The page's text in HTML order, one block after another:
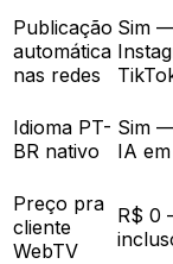
Publicação
automática
nas redes
Sim
Idioma PT-
BR nativo
Sim
IA
Preço pra
cliente
WebTV
R$ 0